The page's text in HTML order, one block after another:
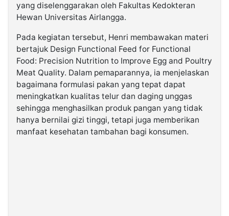
yang diselenggarakan oleh Fakultas Kedokteran
Hewan Universitas Airlangga.
Pada kegiatan tersebut, Henri membawakan materi
bertajuk Design Functional Feed for Functional
Food: Precision Nutrition to Improve Egg and Poultry
Meat Quality. Dalam pemaparannya, ia menjelaskan
bagaimana formulasi pakan yang tepat dapat
meningkatkan kualitas telur dan daging unggas
sehingga menghasilkan produk pangan yang tidak
hanya bernilai gizi tinggi, tetapi juga memberikan
manfaat kesehatan tambahan bagi konsumen.